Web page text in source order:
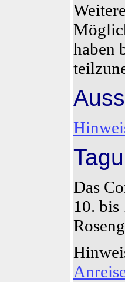
haben
Das
10. bis